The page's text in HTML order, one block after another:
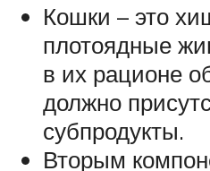
Кошки – это
плотоядные
в их рационе
должно
субпродукты.
Вторым